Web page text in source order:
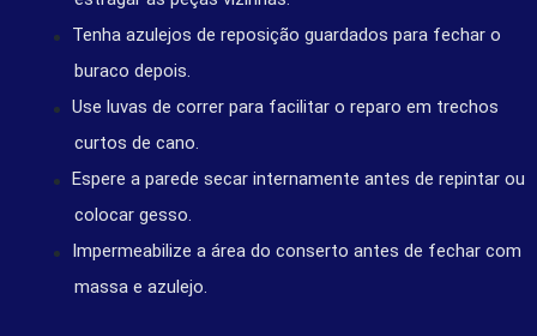
Tenha azulejos de reposição guardados para fechar o
buraco depois.
Use luvas de correr para facilitar o reparo em trechos
curtos de cano.
Espere a parede secar internamente antes de repintar ou
colocar gesso.
Impermeabilize a área do conserto antes de fechar com
massa e azulejo.